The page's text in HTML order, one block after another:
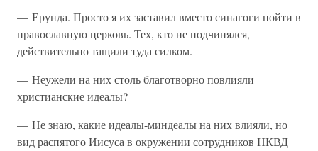
— Ерунда. Просто я их заставил вместо синагоги пойти в
православную церковь. Тех, кто не подчинялся,
действительно тащили туда силком.
— Неужели на них столь благотворно повлияли
христианские идеалы?
— Не знаю, какие идеалы-миндеалы на них влияли, но
вид распятого Иисуса в окружении сотрудников НКВД